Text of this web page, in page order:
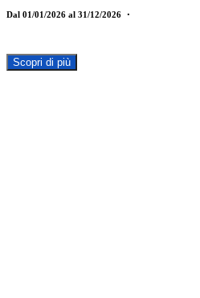
Dal 01/01/2026 al 31/12/2026 ・
Scopri di più